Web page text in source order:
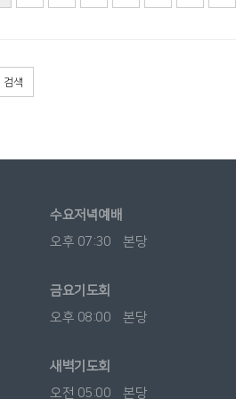
검색
수요저녁예배
오후 07:30 본당
금요기도회
오후 08:00 본당
새벽기도회
오전 05:00 본당